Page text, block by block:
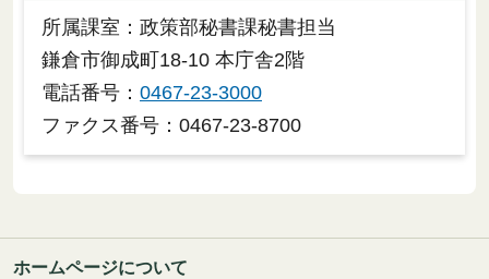
所属課室：政策部秘書課秘書担当
鎌倉市御成町18-10 本庁舎2階
電話番号： 0467-23-3000
ファクス番号：0467-23-8700
ホームページについて